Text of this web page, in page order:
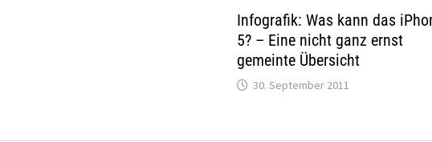
Infografik: Was kann das
5? – Eine nicht ganz ernst
gemeinte Übersicht
30. September 2011